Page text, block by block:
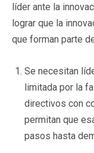
líder ante la
lograr que la
que forman parte
Se necesitan
limitada por la
directivos con
permitan que
pasos hasta